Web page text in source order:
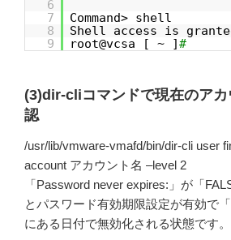
6
7
Command> shell
8
Shell access is
9
root@vcsa [ ~ ]#
(3)dir-cliコマンドで現在のア
認
/usr/lib/vmware-vmafd/bin/dir-cli user
account アカウント名 –level 2
「Password never expires:」が「
とパスワード有効期限設定が有効で
にある日付で無効化される状態です。